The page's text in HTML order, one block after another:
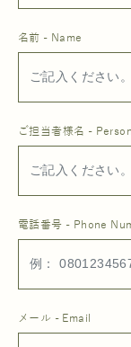
名前 - Name
ご担当者様名 -
電話番号 - Phone
メール - Email